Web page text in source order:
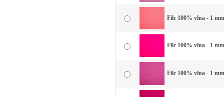
Filc 100% vlna - 1
Filc 100% vlna - 1
Filc 100% vlna - 1